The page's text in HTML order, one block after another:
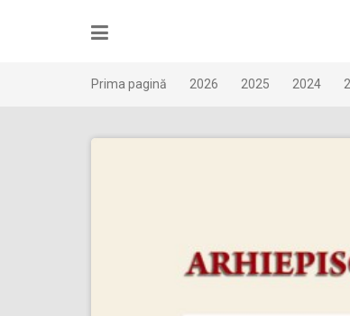
Prima pagină 2026 2025 2024